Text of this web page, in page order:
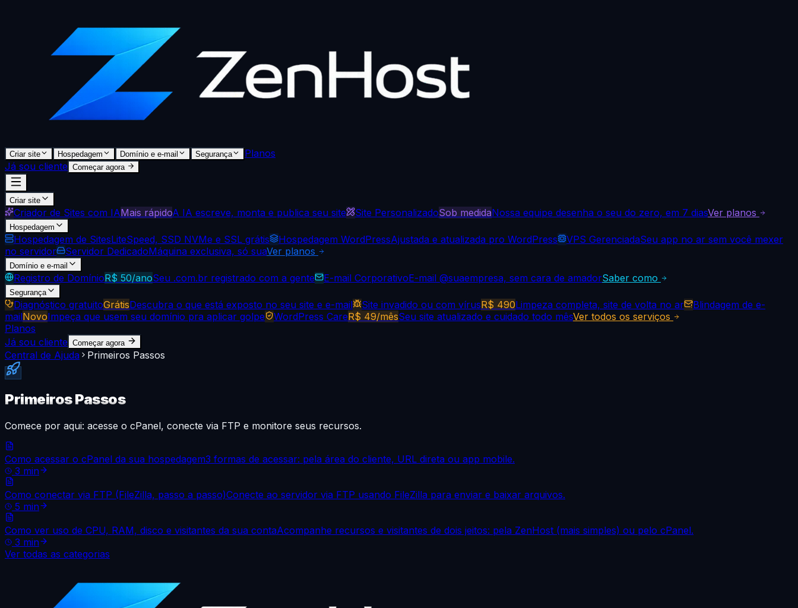
Criar site Hospedagem Domínio e e-mail Segurança
Planos
Já sou cliente Começar agora
Criar site
Criador de Sites com IAMais rápidoA IA escreve, monta e publica seu site Site PersonalizadoSob medidaNossa equipe desenha o seu do zero, em 7 diasVer planos
Hospedagem
Hospedagem de SitesLiteSpeed, SSD NVMe e SSL grátis Hospedagem WordPressAjustada e atualizada pro WordPress VPS GerenciadaSeu app no ar sem você mexer
no servidor
Servidor DedicadoMáquina exclusiva, só suaVer planos
Domínio e e-mail
Registro de DomínioR$ 50/anoSeu .com.br registrado com a gente E-mail CorporativoE-mail @suaempresa, sem cara de amadorSaber como
Segurança
Diagnóstico gratuitoGrátisDescubra o que está exposto no seu site e e-mail Site invadido ou com vírusR$ 490Limpeza completa, site de volta no ar
Blindagem de e-
mailNovoImpeça que usem seu domínio pra aplicar golpe WordPress CareR$ 49/mêsSeu site atualizado e cuidado todo mêsVer todos os serviços
Planos
Já sou cliente Começar agora
Central de Ajuda Primeiros Passos
Primeiros Passos
Comece por aqui: acesse o cPanel, conecte via FTP e monitore seus recursos.
Como acessar o cPanel da sua hospedagem3 formas de acessar: pela área do cliente, URL direta ou app mobile.
3 min
Como conectar via FTP (FileZilla, passo a passo)Conecte ao servidor via FTP usando FileZilla para enviar e baixar arquivos.
5 min
Como ver uso de CPU, RAM, disco e visitantes da sua contaAcompanhe recursos e visitantes de dois jeitos: pela ZenHost (mais simples) ou pelo cPanel.
3 min
Ver todas as categorias